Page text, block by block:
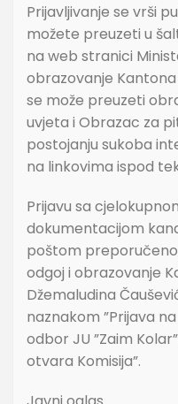
Prijavljivanje se vrši
možete preuzeti u
na web stranici
obrazovanje
se može preuzeti
uvjeta i Obrazac za
postojanju sukoba
na linkovima ispod
Prijavu sa
dokumentacijom
poštom
odgoj i obrazovanje
Džemaludina
naznakom ”Prijava
odbor JU ”Zaim
otvara Komisija”.